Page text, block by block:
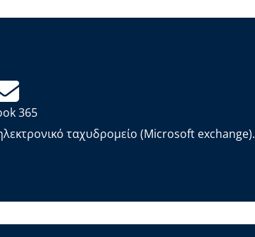
365
ταχυδρομείο (Microsoft exchange).